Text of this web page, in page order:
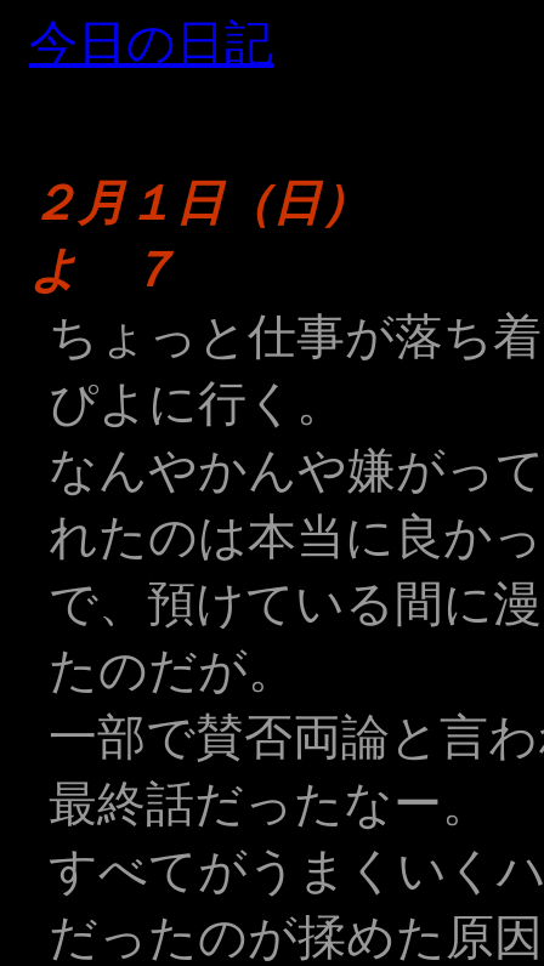
今日の日記
２月１日（
よ ７
ちょっと仕事が落ち
ぴよに行く。
なんやかんや嫌がっ
れたのは本当に良か
で、預けている間に
たのだが。
一部で賛否両論と言
最終話だったなー。
すべてがうまくいく
だったのが揉めた原